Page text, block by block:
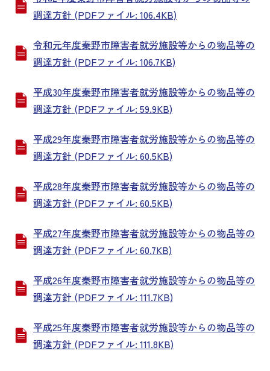
調達方針 (PDFファイル: 106.4KB)
令和元年度秦野市障害者就労施設等からの物品等の
調達方針 (PDFファイル: 106.7KB)
平成30年度秦野市障害者就労施設等からの物品等の
調達方針 (PDFファイル: 59.9KB)
平成29年度秦野市障害者就労施設等からの物品等の
調達方針 (PDFファイル: 60.5KB)
平成28年度秦野市障害者就労施設等からの物品等の
調達方針 (PDFファイル: 60.5KB)
平成27年度秦野市障害者就労施設等からの物品等の
調達方針 (PDFファイル: 60.7KB)
平成26年度秦野市障害者就労施設等からの物品等の
調達方針 (PDFファイル: 111.7KB)
平成25年度秦野市障害者就労施設等からの物品等の
調達方針 (PDFファイル: 111.8KB)